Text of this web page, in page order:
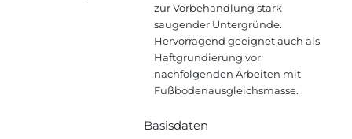
zur Vorbehandlung stark
saugender Untergründe.
Hervorragend geeignet auch als
Haftgrundierung vor
nachfolgenden Arbeiten mit
Fußbodenausgleichsmasse.
Basisdaten